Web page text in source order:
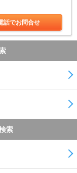
話でお問合せ
索